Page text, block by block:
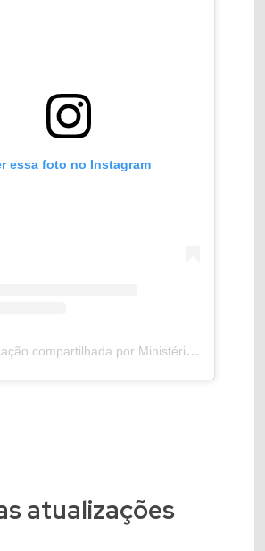
essa foto no Instagram
Uma publicação compartilhada por Ministério de Portos e Aeroportos (@mporoficial)
atualizações